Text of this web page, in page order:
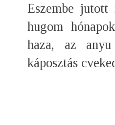
Eszembe
hugom
haza, az
káposztás